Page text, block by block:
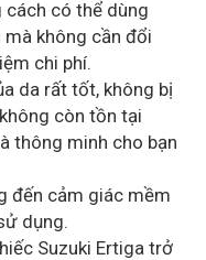
cách có thể dùng
không cần đổi
chi phí.
da rất tốt, không bị
còn tồn tại
thông minh cho bạn
đến cảm giác mềm
dụng.
Suzuki Ertiga trở